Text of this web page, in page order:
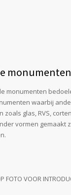
monumenten
monumenten
waarbij
zoals glas, RVS,
vormen gemaakt
FOTO VOOR